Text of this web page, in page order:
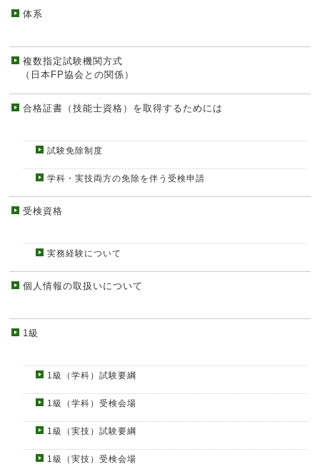
体系
複数指定試験機関方式
（日本FP協会との関係）
合格証書（技能士資格）を取得するためには
試験免除制度
学科・実技両方の免除を伴う受検申請
受検資格
実務経験について
個人情報の取扱いについて
1級
1級（学科）試験要綱
1級（学科）受検会場
1級（実技）試験要綱
1級（実技）受検会場